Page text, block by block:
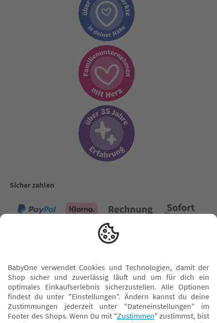
Sicher zahlen
Versand mit